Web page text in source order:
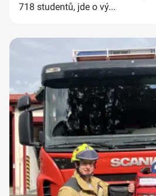
718 studentů, jde o vý...